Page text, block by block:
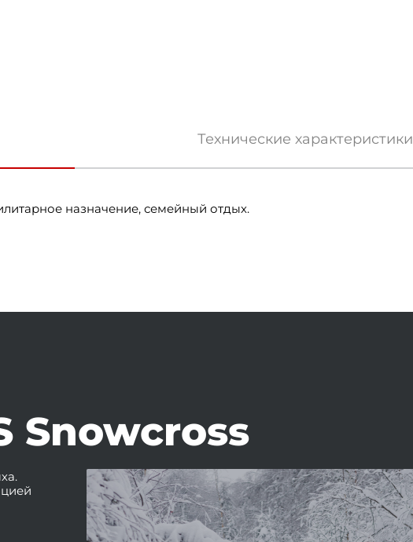
назначение, семейный отдых.
Технические характеристики
Snowcross